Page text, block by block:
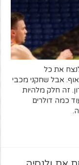
את כל
אבל שחקני מכבי
זה חלק מלהיות
כמה דולרים